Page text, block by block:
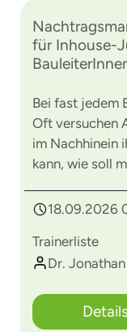
für Inhouse-
Bei fast jedem
Oft versuchen
im Nachhinein
kann, wie soll
18.09.2026
Trainerliste
Dr.
Details